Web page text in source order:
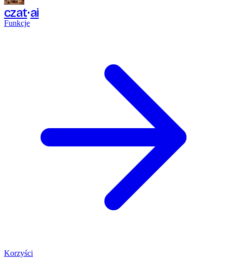
czat ai
Funkcje
Korzyści